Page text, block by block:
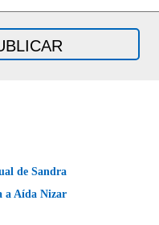
de Sandra
a Aída Nizar